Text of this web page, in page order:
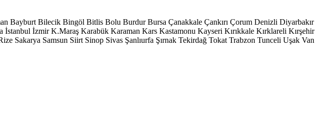
Bayburt Bilecik Bingöl Bitlis Bolu Burdur Bursa Çanakkale Çankırı Çorum Denizli Diyarbakır
İstanbul İzmir K.Maraş Karabük Karaman Kars Kastamonu Kayseri Kırıkkale Kırklareli Kırşehir
Sakarya Samsun Siirt Sinop Sivas Şanlıurfa Şırnak Tekirdağ Tokat Trabzon Tunceli Uşak Van